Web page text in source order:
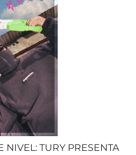
NIVEL: TURY PRESENTA